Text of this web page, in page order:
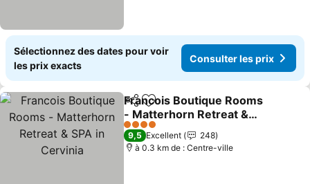
Sélectionnez des dates pour voir
les prix exacts
Consulter les prix
PartagerAjouter à mes favoris
Francois Boutique Rooms
- Matterhorn Retreat &
SPA in Cervinia
4 Étoiles
9,5 Excellent
248
à 0.3 km de : Centre-ville